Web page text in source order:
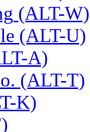
(ALT-W)
(ALT-U)
A)
(ALT-T)
K)